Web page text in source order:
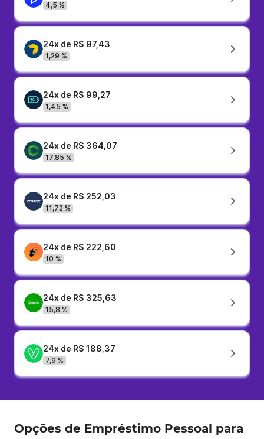
4,5 %
24x de R$ 97,43
1,29 %
24x de R$ 99,27
1,45 %
24x de R$ 364,07
17,85 %
24x de R$ 252,03
11,72 %
24x de R$ 222,60
10 %
24x de R$ 325,63
15,8 %
24x de R$ 188,37
7,9 %
Opções de Empréstimo Pessoal para